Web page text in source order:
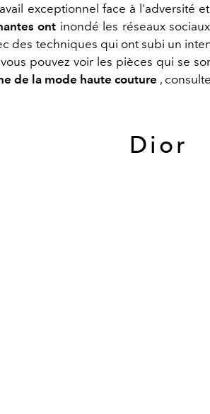
exceptionnel face à l'adversité
ont inondé les réseaux
des techniques qui ont subi un
pouvez voir les pièces qui se
de la mode haute couture ,
Dior